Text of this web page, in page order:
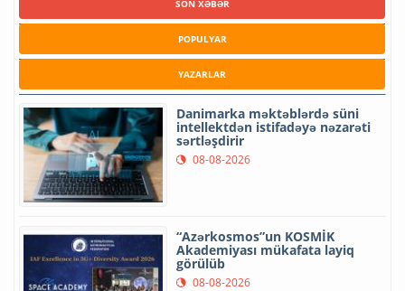
SON XƏBƏR
POPULYAR
YAZARLAR
Danimarka məktəblərdə süni
intellektdən istifadəyə nəzarəti
sərtləşdirir
08-08-2026
“Azərkosmos”un KOSMİK
Akademiyası mükafata layiq
görülüb
08-08-2026